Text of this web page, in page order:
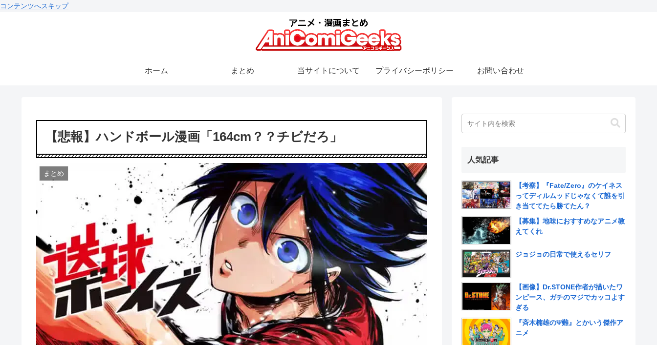
コンテンツへスキップ
ホーム まとめ 当サイトについて プライバシーポリシー お問い合わせ
【悲報】ハンドボール漫画「164cm？？チビだろ」
まとめ
人気記事
【考察】『Fate/Zero』のケイネス
ってディルムッドじゃなくて誰を引
き当ててたら勝てたん？
【募集】地味におすすめなアニメ教
えてくれ
ジョジョの日常で使えるセリフ
【画像】Dr.STONE作者が描いたワ
ンピース、ガチのマジでカッコよす
ぎる
『斉木楠雄のΨ難』とかいう傑作ア
ニメ